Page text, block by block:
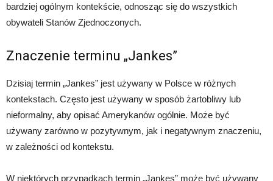
bardziej ogólnym kontekście, odnosząc się do wszystkich
obywateli Stanów Zjednoczonych.
Znaczenie terminu „Jankes”
Dzisiaj termin „Jankes” jest używany w Polsce w różnych
kontekstach. Często jest używany w sposób żartobliwy lub
nieformalny, aby opisać Amerykanów ogólnie. Może być
używany zarówno w pozytywnym, jak i negatywnym znaczeniu,
w zależności od kontekstu.
W niektórych przypadkach termin „Jankes” może być używany